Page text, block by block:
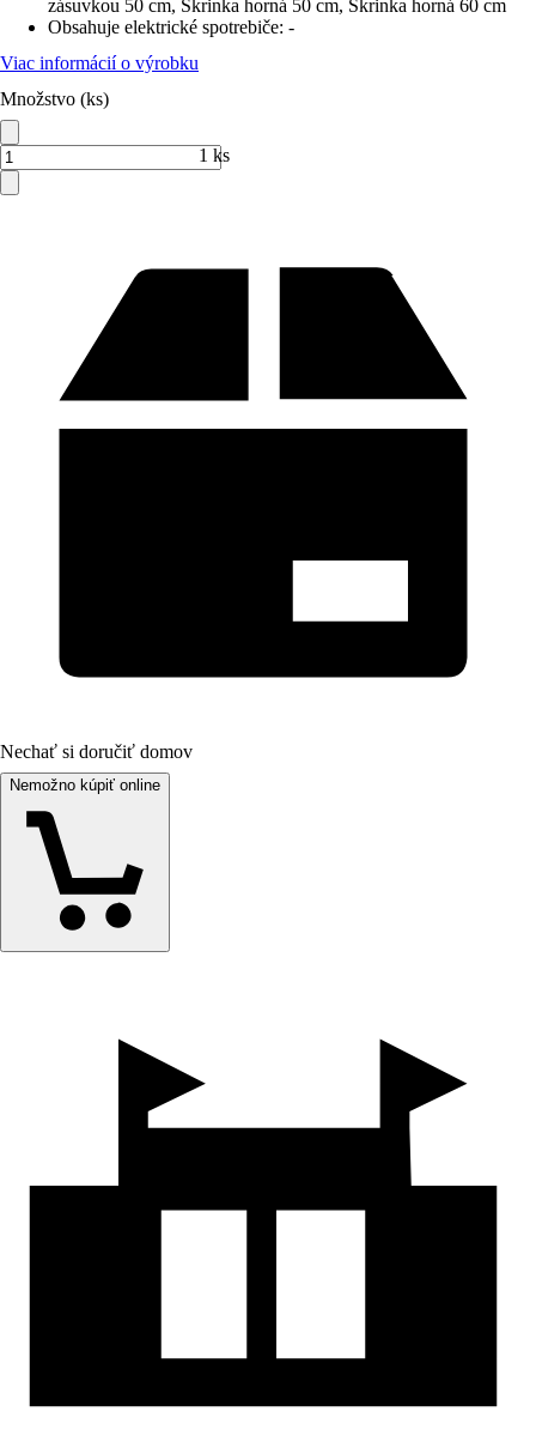
zásuvkou 50 cm, Skrinka horná 50 cm, Skrinka horná 60 cm
Obsahuje elektrické spotrebiče: -
Viac informácií o výrobku
Množstvo (ks)
1 ks
Nechať si doručiť domov
Nemožno kúpiť online